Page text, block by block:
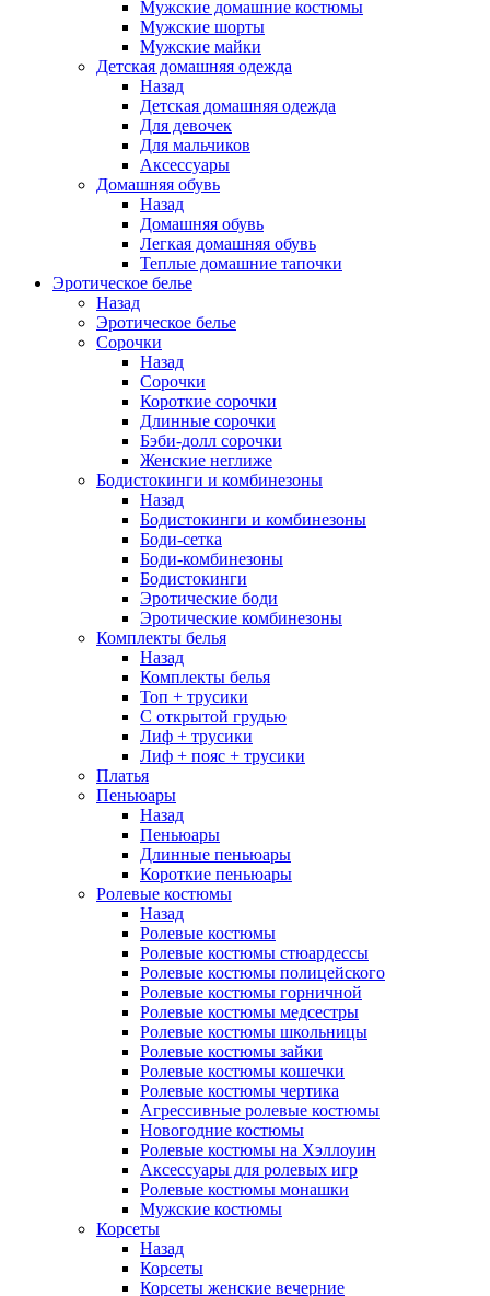
Мужские домашние костюмы
Мужские шорты
Мужские майки
Детская домашняя одежда
Назад
Детская домашняя одежда
Для девочек
Для мальчиков
Аксессуары
Домашняя обувь
Назад
Домашняя обувь
Легкая домашняя обувь
Теплые домашние тапочки
Эротическое белье
Назад
Эротическое белье
Сорочки
Назад
Сорочки
Короткие сорочки
Длинные сорочки
Бэби-долл сорочки
Женские неглиже
Бодистокинги и комбинезоны
Назад
Бодистокинги и комбинезоны
Боди-сетка
Боди-комбинезоны
Бодистокинги
Эротические боди
Эротические комбинезоны
Комплекты белья
Назад
Комплекты белья
Топ + трусики
С открытой грудью
Лиф + трусики
Лиф + пояс + трусики
Платья
Пеньюары
Назад
Пеньюары
Длинные пеньюары
Короткие пеньюары
Ролевые костюмы
Назад
Ролевые костюмы
Ролевые костюмы стюардессы
Ролевые костюмы полицейского
Ролевые костюмы горничной
Ролевые костюмы медсестры
Ролевые костюмы школьницы
Ролевые костюмы зайки
Ролевые костюмы кошечки
Ролевые костюмы чертика
Агрессивные ролевые костюмы
Новогодние костюмы
Ролевые костюмы на Хэллоуин
Аксессуары для ролевых игр
Ролевые костюмы монашки
Мужские костюмы
Корсеты
Назад
Корсеты
Корсеты женские вечерние